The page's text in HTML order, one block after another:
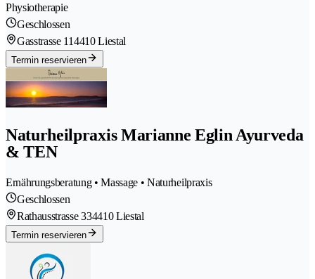
Physiotherapie
Geschlossen
Gasstrasse 114410 Liestal
Termin reservieren
Naturheilpraxis Marianne Eglin Ayurveda
& TEN
Ernährungsberatung • Massage • Naturheilpraxis
Geschlossen
Rathausstrasse 334410 Liestal
Termin reservieren